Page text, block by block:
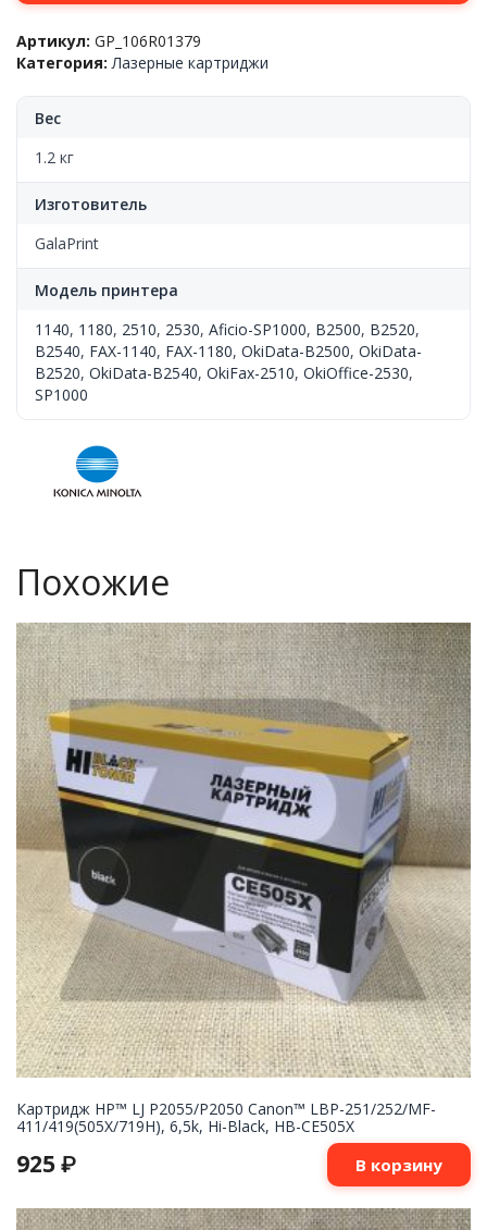
Артикул: GP_106R01379
Категория:Лазерные картриджи
Вес
1.2 кг
Изготовитель
GalaPrint
Модель принтера
1140, 1180, 2510, 2530, Aficio-SP1000, B2500, B2520,
B2540, FAX-1140, FAX-1180, OkiData-B2500, OkiData-
B2520, OkiData-B2540, OkiFax-2510, OkiOffice-2530,
SP1000
Похожие
Картридж НР™ LJ P2055/P2050 Canon™ LBP-251/252/MF-
411/419(505X/719H), 6,5k, Hi-Black, HB-CE505X
925 ₽ В корзину